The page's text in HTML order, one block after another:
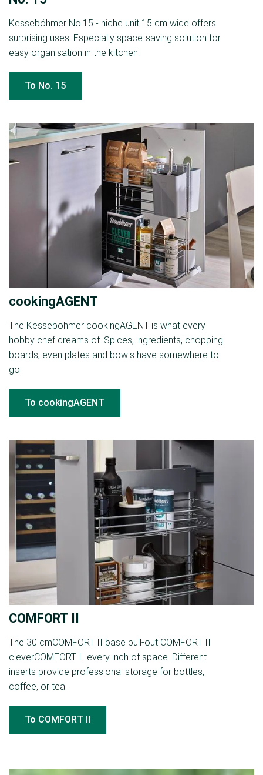
Kesseböhmer No.15 - niche unit 15 cm wide offers
surprising uses. Especially space-saving solution for
easy organisation in the kitchen.
To No. 15
cookingAGENT
The Kesseböhmer cookingAGENT is what every
hobby chef dreams of. Spices, ingredients, chopping
boards, even plates and bowls have somewhere to
go.
To cookingAGENT
COMFORT II
The 30 cmCOMFORT II base pull‐out COMFORT II
cleverCOMFORT II every inch of space. Different
inserts provide professional storage for bottles,
coffee, or tea.
To COMFORT II